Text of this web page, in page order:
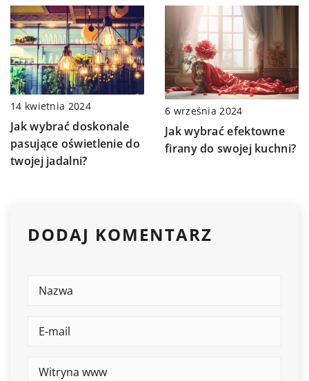
14 kwietnia 2024
Jak wybrać doskonale
pasujące oświetlenie do
twojej jadalni?
6 września 2024
Jak wybrać efektowne
firany do swojej kuchni?
DODAJ KOMENTARZ